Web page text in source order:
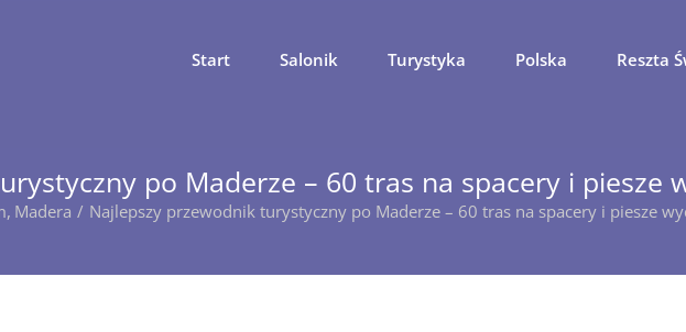
Start Salonik Turystyka Polska Reszta
po Maderze – 60 tras na spacery i piesze
Madera Najlepszy przewodnik turystyczny po Maderze – 60 tras na spacery i piesze